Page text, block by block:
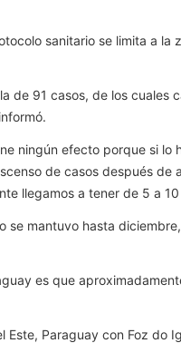
sanitario se limita a la
de 91 casos, de los cuales
ningún efecto porque si lo
de casos después de
llegamos a tener de 5 a 10
mantuvo hasta
es que
Paraguay con Foz do